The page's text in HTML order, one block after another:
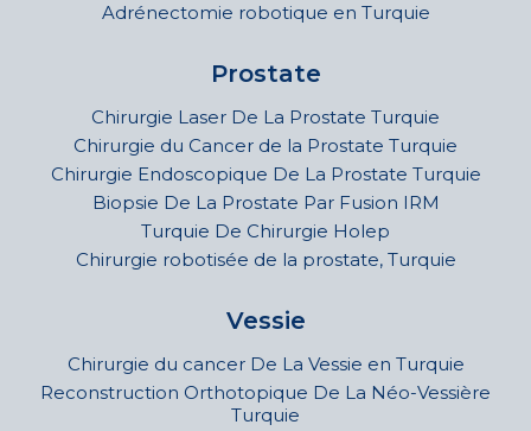
Adrénectomie robotique en Turquie
Prostate
Chirurgie Laser De La Prostate Turquie
Chirurgie du Cancer de la Prostate Turquie
Chirurgie Endoscopique De La Prostate Turquie
Biopsie De La Prostate Par Fusion IRM
Turquie De Chirurgie Holep
Chirurgie robotisée de la prostate, Turquie
Vessie
Chirurgie du cancer De La Vessie en Turquie
Reconstruction Orthotopique De La Néo-Vessière
Turquie